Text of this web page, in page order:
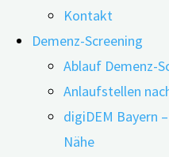
Kontakt
Demenz-Screening
Ablauf Demenz-
Anlaufstellen
digiDEM Bayern
Nähe
Anwendung
19.11.202424.06.2026